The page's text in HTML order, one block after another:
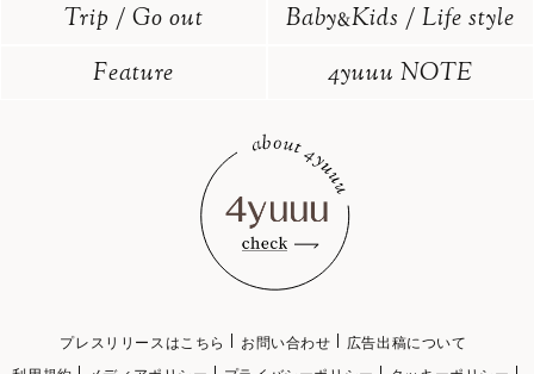
Trip / Go out
Baby&Kids / Life style
Feature
4yuuu NOTE
プレスリリースはこちら お問い合わせ
広告出稿について